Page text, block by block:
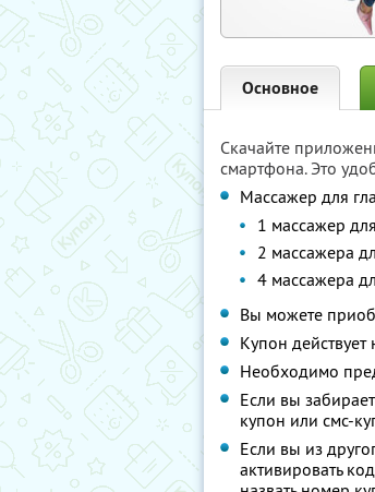
Основное
Скачайте
смартфона. Это
Массажер для
1 массажер
2 массажера
4 массажера
Вы можете
Купон
Необходимо
Если вы
купон или смс-
Если вы из
активировать